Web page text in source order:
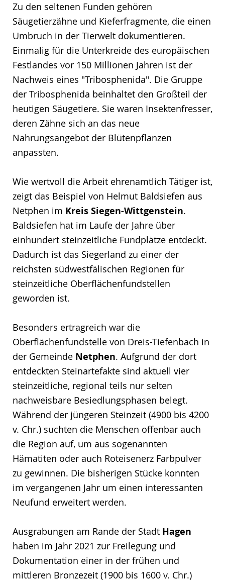
Zu den seltenen Funden gehören
Säugetierzähne und Kieferfragmente, die einen
Umbruch in der Tierwelt dokumentieren.
Einmalig für die Unterkreide des europäischen
Festlandes vor 150 Millionen Jahren ist der
Nachweis eines "Tribosphenida". Die Gruppe
der Tribosphenida beinhaltet den Großteil der
heutigen Säugetiere. Sie waren Insektenfresser,
deren Zähne sich an das neue
Nahrungsangebot der Blütenpflanzen
anpassten.
Wie wertvoll die Arbeit ehrenamtlich Tätiger ist,
zeigt das Beispiel von Helmut Baldsiefen aus
Netphen im Kreis Siegen-Wittgenstein.
Baldsiefen hat im Laufe der Jahre über
einhundert steinzeitliche Fundplätze entdeckt.
Dadurch ist das Siegerland zu einer der
reichsten südwestfälischen Regionen für
steinzeitliche Oberflächenfundstellen
geworden ist.
Besonders ertragreich war die
Oberflächenfundstelle von Dreis-Tiefenbach in
der Gemeinde Netphen. Aufgrund der dort
entdeckten Steinartefakte sind aktuell vier
steinzeitliche, regional teils nur selten
nachweisbare Besiedlungsphasen belegt.
Während der jüngeren Steinzeit (4900 bis 4200
v. Chr.) suchten die Menschen offenbar auch
die Region auf, um aus sogenannten
Hämatiten oder auch Roteisenerz Farbpulver
zu gewinnen. Die bisherigen Stücke konnten
im vergangenen Jahr um einen interessanten
Neufund erweitert werden.
Ausgrabungen am Rande der Stadt Hagen
haben im Jahr 2021 zur Freilegung und
Dokumentation einer in der frühen und
mittleren Bronzezeit (1900 bis 1600 v. Chr.)